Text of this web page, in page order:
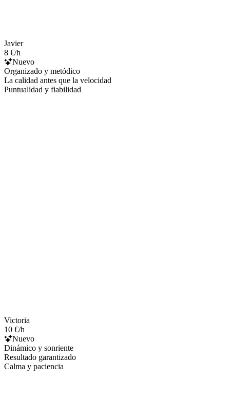
Javier
8 €/h
Nuevo
Organizado y metódico
La calidad antes que la velocidad
Puntualidad y fiabilidad
Victoria
10 €/h
Nuevo
Dinámico y sonriente
Resultado garantizado
Calma y paciencia